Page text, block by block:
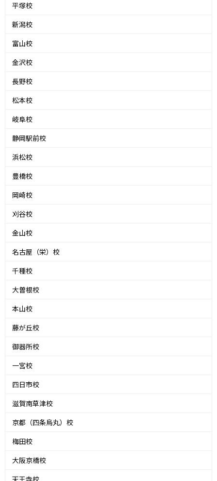
平塚校
新潟校
富山校
金沢校
長野校
松本校
岐阜校
静岡駅前校
浜松校
豊橋校
岡崎校
刈谷校
金山校
名古屋（栄）校
千種校
大曽根校
本山校
藤が丘校
御器所校
一宮校
四日市校
滋賀南草津校
京都（四条烏丸）校
梅田校
大阪京橋校